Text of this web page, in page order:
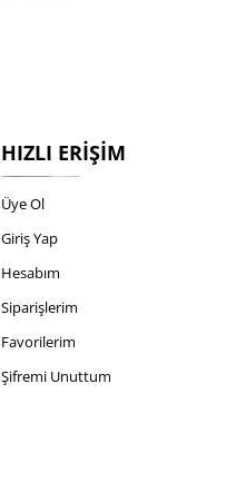
HIZLI ERIŞIM
Üye Ol
Giriş Yap
Hesabım
Siparişlerim
Favorilerim
Şifremi Unuttum